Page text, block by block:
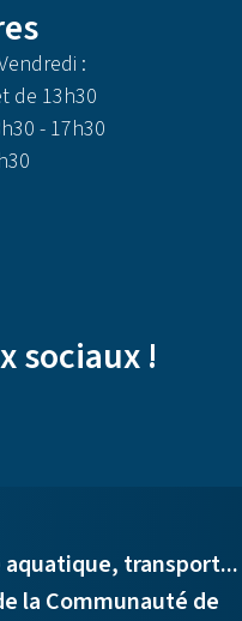
:
de 13h30
- 17h30
sociaux !
transport...
la Communauté de